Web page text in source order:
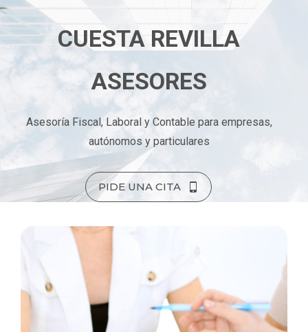
CUESTA REVILLA
ASESORES
Asesoría Fiscal, Laboral y Contable para empresas,
autónomos y particulares
PIDE UNA CITA